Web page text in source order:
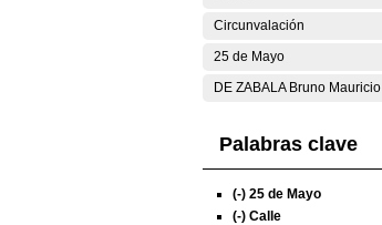
Circunvalación
25 de Mayo
DE ZABALA Bruno Mauricio
Palabras clave
(-) 25 de Mayo
(-) Calle